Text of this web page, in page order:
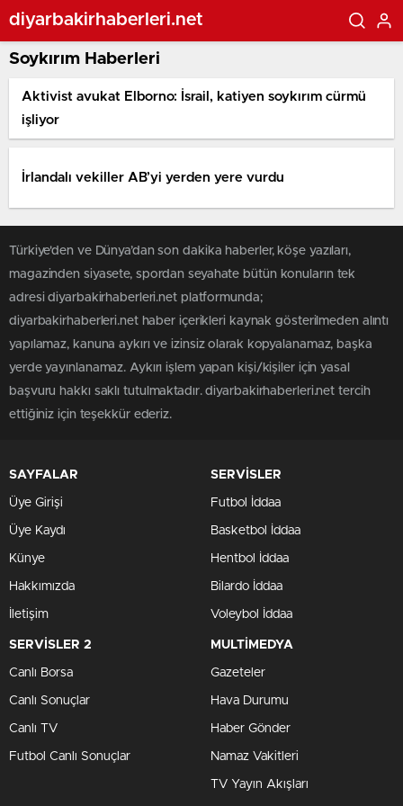
diyarbakirhaberleri.net
Soykırım Haberleri
Aktivist avukat Elborno: İsrail, katiyen soykırım cürmü
işliyor
İrlandalı vekiller AB’yi yerden yere vurdu
Türkiye'den ve Dünya’dan son dakika haberler, köşe yazıları,
magazinden siyasete, spordan seyahate bütün konuların tek
adresi diyarbakirhaberleri.net platformunda;
diyarbakirhaberleri.net haber içerikleri kaynak gösterilmeden alıntı
yapılamaz, kanuna aykırı ve izinsiz olarak kopyalanamaz, başka
yerde yayınlanamaz. Aykırı işlem yapan kişi/kişiler için yasal
başvuru hakkı saklı tutulmaktadır. diyarbakirhaberleri.net tercih
ettiğiniz için teşekkür ederiz.
SAYFALAR
Üye Girişi
Üye Kaydı
Künye
Hakkımızda
İletişim
SERVİSLER
Futbol İddaa
Basketbol İddaa
Hentbol İddaa
Bilardo İddaa
Voleybol İddaa
SERVİSLER 2
Canlı Borsa
Canlı Sonuçlar
Canlı TV
Futbol Canlı Sonuçlar
MULTİMEDYA
Gazeteler
Hava Durumu
Haber Gönder
Namaz Vakitleri
TV Yayın Akışları